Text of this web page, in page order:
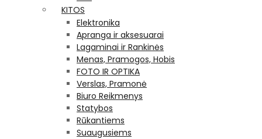
KITOS
Elektronika
Apranga ir aksesuarai
Lagaminai ir Rankinės
Menas, Pramogos, Hobis
FOTO IR OPTIKA
Verslas, Pramonė
Biuro Reikmenys
Statybos
Rūkantiems
Suaugusiems